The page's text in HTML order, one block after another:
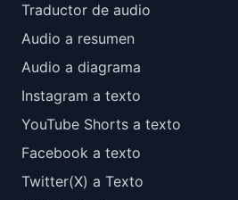
Traductor de audio
Audio a resumen
Audio a diagrama
Instagram a texto
YouTube Shorts a texto
Facebook a texto
Twitter(X) a Texto